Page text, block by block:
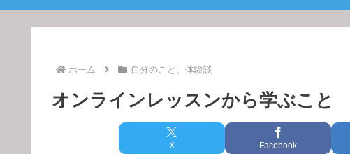
ホーム 自分のこと、体験談
オンラインレッスンから学ぶこと
X Facebook